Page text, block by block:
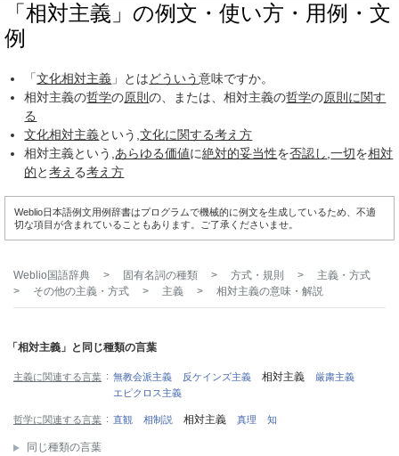
「相対主義」の例文・使い方・用例・文
例
「文化相対主義 」とはどういう意味ですか。
相対主義の哲学の原則の、または、相対主義の哲学の原則 に関す
る
文化相対主義という,文化に関する考え方
相対主義という, あらゆる価値に絶対的妥当性を否認し ,一切を相対
的と考え る考え方
Weblio日本語例文用例辞書はプログラムで機械的に例文を生成しているため、不適
切な項目が含まれていることもあります。ご了承くださいませ。
Weblio国語辞典 > 固有名詞の種類 > 方式・規則 >
主義・方式
>
その他の主義・方式 > 主義 > 相対主義の意味・解説
「相対主義」と同じ種類の言葉
主義に関連する言葉 無教会派主義 反ケインズ主義 相対主義
厳粛主義
エピクロス主義
哲学に関連する言葉 直観 相制説 相対主義 真理 知
同じ種類の言葉